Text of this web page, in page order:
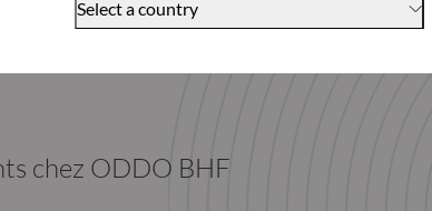
Select a country
chez ODDO BHF